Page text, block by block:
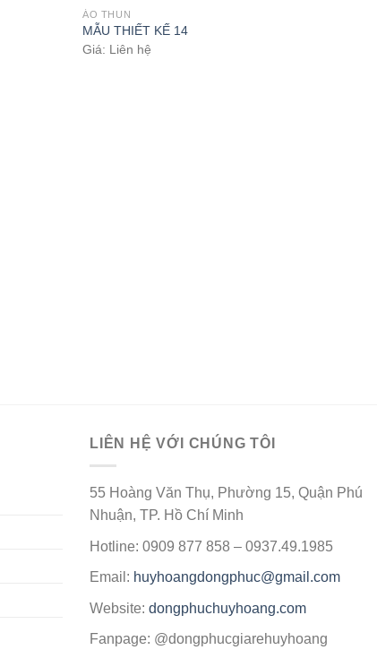
ÁO THUN
MẪU THIẾT KẾ 14
Giá: Liên hệ
LIÊN HỆ VỚI CHÚNG TÔI
55 Hoàng Văn Thụ, Phường 15, Quận Phú
Nhuận, TP. Hồ Chí Minh
Hotline: 0909 877 858 – 0937.49.1985
Email: huyhoangdongphuc@gmail.com
Website: dongphuchuyhoang.com
Fanpage: @dongphucgiarehuyhoang